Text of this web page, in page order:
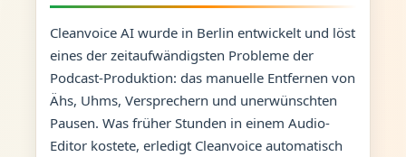
Cleanvoice AI wurde in Berlin entwickelt und löst
eines der zeitaufwändigsten Probleme der
Podcast-Produktion: das manuelle Entfernen von
Ähs, Uhms, Versprechern und unerwünschten
Pausen. Was früher Stunden in einem Audio-
Editor kostete, erledigt Cleanvoice automatisch